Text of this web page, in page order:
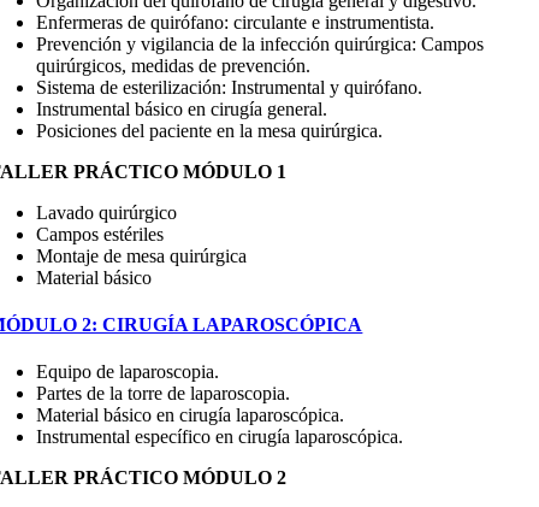
Enfermeras de quirófano: circulante e instrumentista.
Prevención y vigilancia de la infección quirúrgica: Campos
quirúrgicos, medidas de prevención.
Sistema de esterilización: Instrumental y quirófano.
Instrumental básico en cirugía general.
Posiciones del paciente en la mesa quirúrgica.
PRÁCTICO MÓDULO 1
Lavado quirúrgico
Campos estériles
Montaje de mesa quirúrgica
Material básico
2: CIRUGÍA LAPAROSCÓPICA
Equipo de laparoscopia.
Partes de la torre de laparoscopia.
Material básico en cirugía laparoscópica.
Instrumental específico en cirugía laparoscópica.
PRÁCTICO MÓDULO 2